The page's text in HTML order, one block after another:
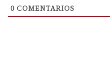
0 COMENTARIOS